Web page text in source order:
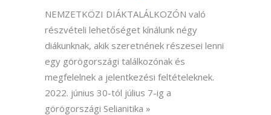
NEMZETKÖZI DIÁKTALÁLKOZÓN való
részvételi lehetőséget kínálunk négy
diákunknak, akik szeretnének részesei lenni
egy görögországi találkozónak és
megfelelnek a jelentkezési feltételeknek.
2022. június 30-tól július 7-ig a
görögországi Selianitika